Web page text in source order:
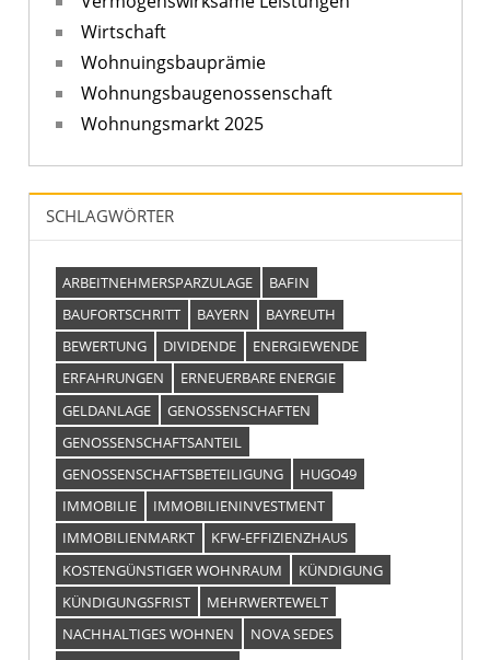
Wirtschaft
Wohnuingsbauprämie
Wohnungsbaugenossenschaft
Wohnungsmarkt 2025
SCHLAGWÖRTER
ARBEITNEHMERSPARZULAGE
BAFIN
BAUFORTSCHRITT
BAYERN
BAYREUTH
BEWERTUNG
DIVIDENDE
ENERGIEWENDE
ERFAHRUNGEN
ERNEUERBARE ENERGIE
GELDANLAGE
GENOSSENSCHAFTEN
GENOSSENSCHAFTSANTEIL
GENOSSENSCHAFTSBETEILIGUNG
HUGO49
IMMOBILIE
IMMOBILIENINVESTMENT
IMMOBILIENMARKT
KFW-EFFIZIENZHAUS
KOSTENGÜNSTIGER WOHNRAUM
KÜNDIGUNG
KÜNDIGUNGSFRIST
MEHRWERTEWELT
NACHHALTIGES WOHNEN
NOVA SEDES